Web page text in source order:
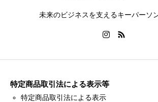
未来のビジネスを支えるキーパーソ
特定商品取引法による表示等
特定商品取引法による表示